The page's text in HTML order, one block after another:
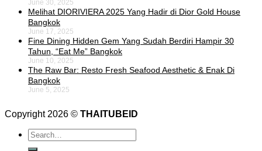
June 30, 2025
Melihat DIORIVIERA 2025 Yang Hadir di Dior Gold House
Bangkok
June 17, 2025
Fine Dining Hidden Gem Yang Sudah Berdiri Hampir 30
Tahun, “Eat Me” Bangkok
June 10, 2025
The Raw Bar: Resto Fresh Seafood Aesthetic & Enak Di
Bangkok
June 5, 2025
Copyright 2026 © THAITUBEID